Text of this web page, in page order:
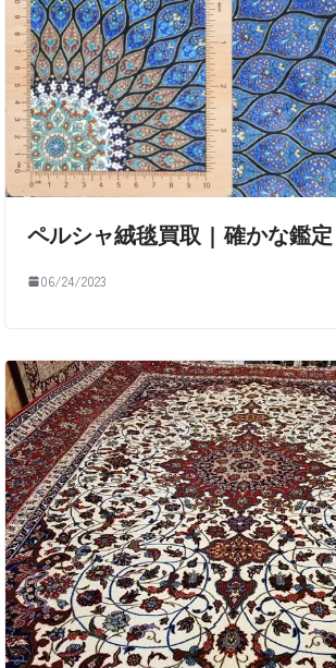
ペルシャ絨毯買取 | 確かな鑑
06/24/2023